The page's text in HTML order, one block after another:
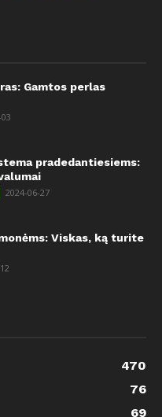
Gamtos perlas
pradedantiesiems:
2024-06-27
Viskas, ką turite
470
76
69